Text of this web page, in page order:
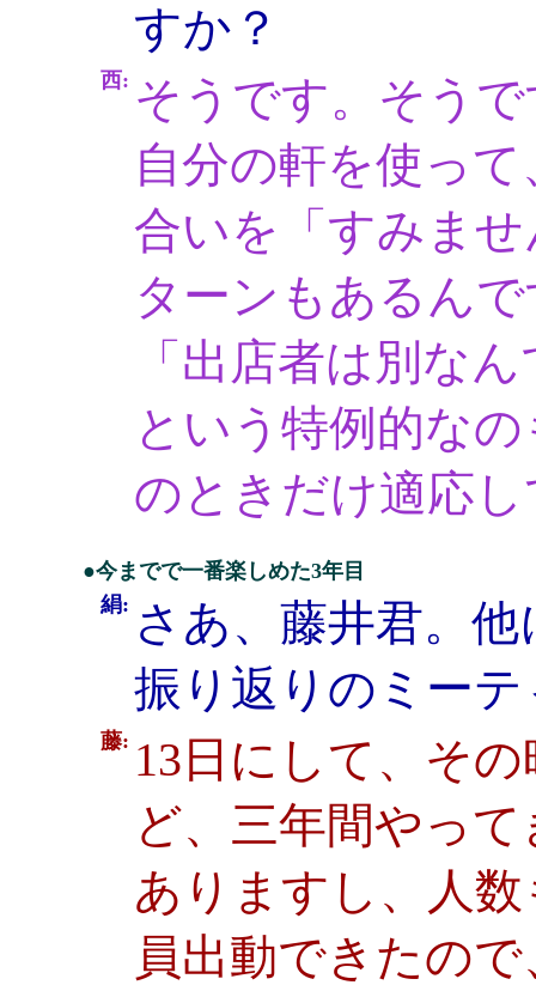
すか？
西: そうです。そう
自分の軒を使っ
合いを「すみま
ターンもあるん
「出店者は別な
という特例的な
のときだけ適応
●今までで一番楽しめた3年目
絹: さあ、藤井君。
振り返りのミー
藤: 13日にして、そ
ど、三年間やっ
ありますし、人
員出動できたの